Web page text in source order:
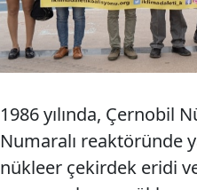
1986 yılında, Çernobil
Numaralı reaktöründe
nükleer çekirdek eridi